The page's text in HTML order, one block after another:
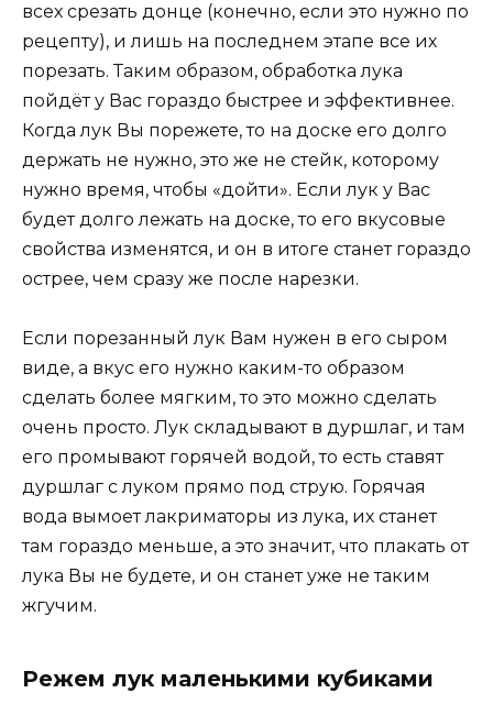
всех срезать донце (конечно, если это нужно по
рецепту), и лишь на последнем этапе все их
порезать. Таким образом, обработка лука
пойдёт у Вас гораздо быстрее и эффективнее.
Когда лук Вы порежете, то на доске его долго
держать не нужно, это же не стейк, которому
нужно время, чтобы «дойти». Если лук у Вас
будет долго лежать на доске, то его вкусовые
свойства изменятся, и он в итоге станет гораздо
острее, чем сразу же после нарезки.
Если порезанный лук Вам нужен в его сыром
виде, а вкус его нужно каким-то образом
сделать более мягким, то это можно сделать
очень просто. Лук складывают в дуршлаг, и там
его промывают горячей водой, то есть ставят
дуршлаг с луком прямо под струю. Горячая
вода вымоет лакриматоры из лука, их станет
там гораздо меньше, а это значит, что плакать от
лука Вы не будете, и он станет уже не таким
жгучим.
Режем лук маленькими кубиками